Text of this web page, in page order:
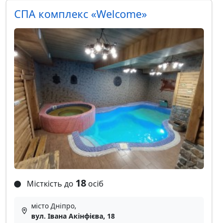
СПА комплекс «Welcome»
Місткість до 18 осіб
місто Дніпро,
вул. Івана Акінфієва, 18